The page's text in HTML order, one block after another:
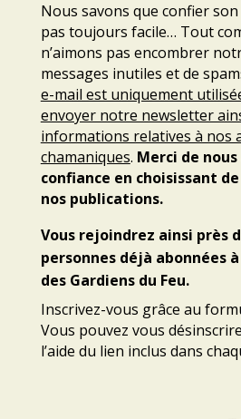
Nous savons que confier son
pas toujours facile… Tout
n’aimons pas encombrer
messages inutiles et de
e-mail est uniquement
envoyer notre newsletter
informations relatives à nos
chamaniques. Merci de
confiance en choisissant
nos publications.
Vous rejoindrez ainsi près
personnes déjà abonnées
des Gardiens du Feu.
Inscrivez-vous grâce au
Vous pouvez vous
l’aide du lien inclus dans